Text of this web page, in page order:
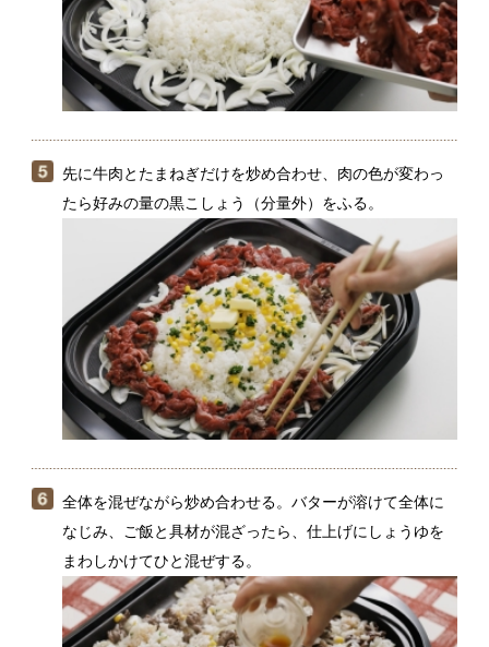
全体を混ぜながら炒め合わせる。バターが溶けて全体に
なじみ、ご飯と具材が混ざったら、仕上げにしょうゆを
まわしかけてひと混ぜする。
牛肉とたまねぎに火が通り、ご飯の山をくずしながら
豪快に炒め合わせるタイミングが盛り上がるポイント